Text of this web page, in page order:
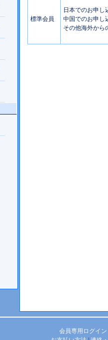
標準会員
日本でのお申し
中国でのお申し
その他海外から